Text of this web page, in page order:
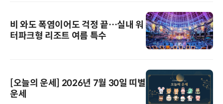
비 와도 폭염이어도 걱정 끝…실내 워
터파크형 리조트 여름 특수
[오늘의 운세] 2026년 7월 30일 띠별
운세